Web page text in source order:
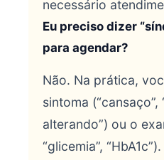
necessário
Eu preciso dizer
para agendar?
Não. Na prática,
sintoma (“cansaço”,
alterando”) ou o
“glicemia”,